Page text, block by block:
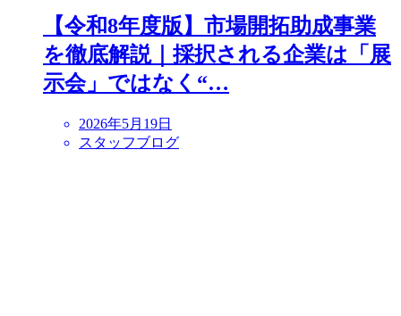
【令和8年度版】市場開拓助成事業
を徹底解説｜採択される企業は「展
示会」ではなく“…
2026年5月19日
スタッフブログ